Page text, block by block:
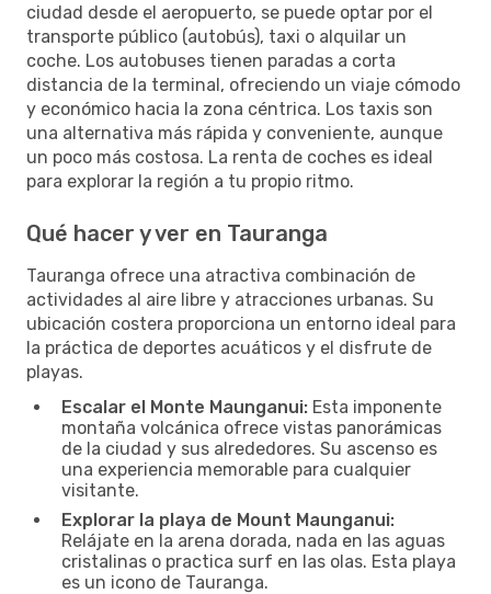
ciudad desde el aeropuerto, se puede optar por el
transporte público (autobús), taxi o alquilar un
coche. Los autobuses tienen paradas a corta
distancia de la terminal, ofreciendo un viaje cómodo
y económico hacia la zona céntrica. Los taxis son
una alternativa más rápida y conveniente, aunque
un poco más costosa. La renta de coches es ideal
para explorar la región a tu propio ritmo.
Qué hacer y ver en Tauranga
Tauranga ofrece una atractiva combinación de
actividades al aire libre y atracciones urbanas. Su
ubicación costera proporciona un entorno ideal para
la práctica de deportes acuáticos y el disfrute de
playas.
Escalar el Monte Maunganui: Esta imponente
montaña volcánica ofrece vistas panorámicas
de la ciudad y sus alrededores. Su ascenso es
una experiencia memorable para cualquier
visitante.
Explorar la playa de Mount Maunganui:
Relájate en la arena dorada, nada en las aguas
cristalinas o practica surf en las olas. Esta playa
es un icono de Tauranga.